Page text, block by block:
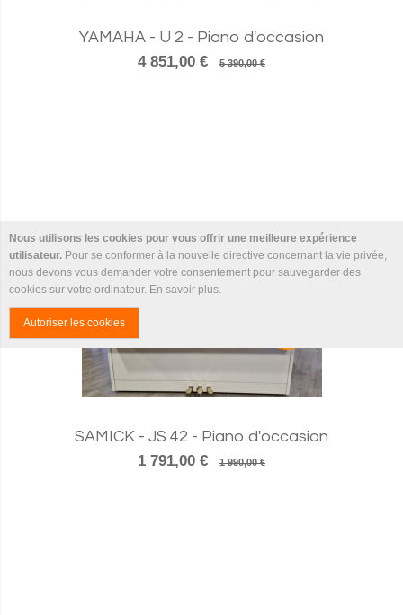
Nous utilisons les cookies pour vous offrir une meilleure expérience
utilisateur. Pour se conformer à la nouvelle directive concernant la vie privée,
nous devons vous demander votre consentement pour sauvegarder des
cookies sur votre ordinateur. En savoir plus
Autoriser les cookies
YAMAHA - U 2 - Piano d'occasion
4 851,00 €
5 390,00 €
SAMICK - JS 42 - Piano d'occasion
1 791,00 €
1 990,00 €